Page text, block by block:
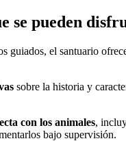
se pueden
guiados, el santuario
sobre la historia y
con los animales,
bajo supervisión.